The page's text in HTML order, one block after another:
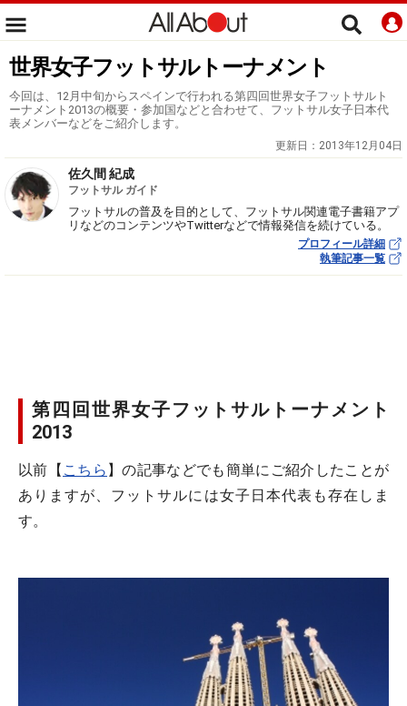
世界女子フットサルトーナメント
今回は、12月中旬からスペインで行われる第四回世界女子フットサルト
ーナメント2013の概要・参加国などと合わせて、フットサル女子日本代
表メンバーなどをご紹介します。
更新日： 2013年12月04日
佐久間 紀成
フットサル ガイド
フットサルの普及を目的として、フットサル関連電子書籍アプ
リなどのコンテンツやTwitterなどで情報発信を続けている。
プロフィール詳細
執筆記事一覧
第四回世界女子フットサルトーナメント
2013
以前【 こちら 】の記事などでも簡単にご紹介したことが
ありますが、フットサルには女子日本代表も存在しま
す。